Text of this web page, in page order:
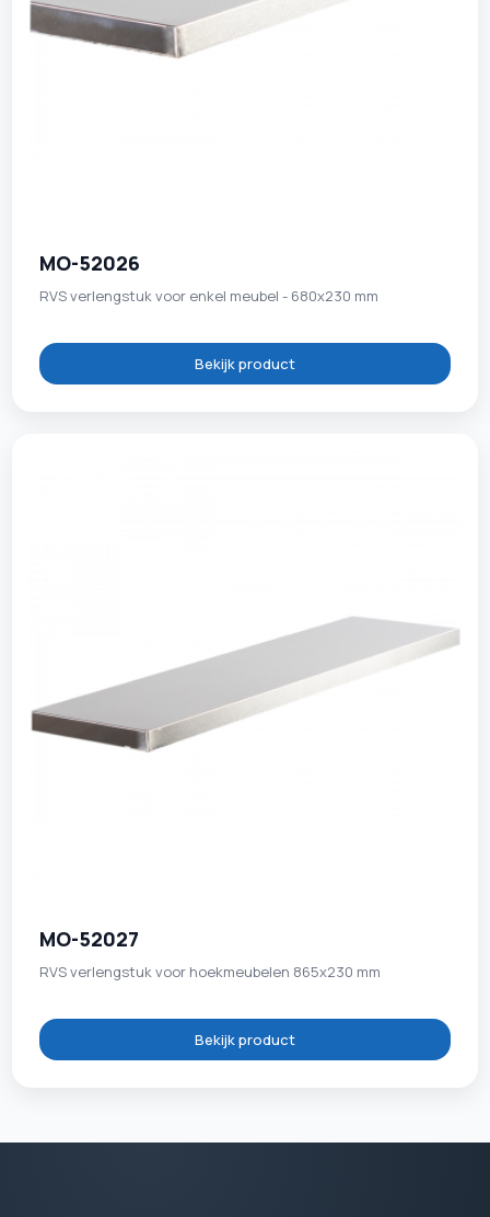
MO-52026
RVS verlengstuk voor enkel meubel - 680x230 mm
Bekijk product
MO-52027
RVS verlengstuk voor hoekmeubelen 865x230 mm
Bekijk product